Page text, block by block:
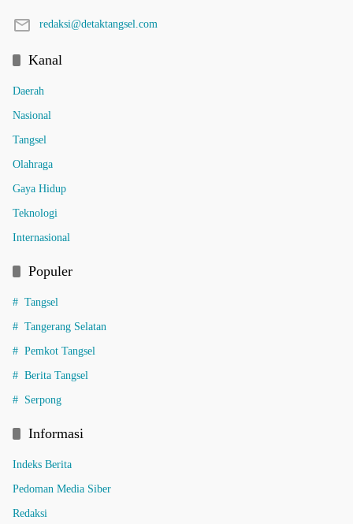
redaksi@detaktangsel.com
Kanal
Daerah
Nasional
Tangsel
Olahraga
Gaya Hidup
Teknologi
Internasional
Populer
Tangsel
Tangerang Selatan
Pemkot Tangsel
Berita Tangsel
Serpong
Informasi
Indeks Berita
Pedoman Media Siber
Redaksi